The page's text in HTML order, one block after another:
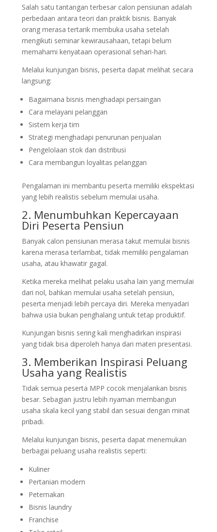
Salah satu tantangan terbesar calon pensiunan adalah
perbedaan antara teori dan praktik bisnis. Banyak
orang merasa tertarik membuka usaha setelah
mengikuti seminar kewirausahaan, tetapi belum
memahami kenyataan operasional sehari-hari.
Melalui kunjungan bisnis, peserta dapat melihat secara
langsung:
Bagaimana bisnis menghadapi persaingan
Cara melayani pelanggan
Sistem kerja tim
Strategi menghadapi penurunan penjualan
Pengelolaan stok dan distribusi
Cara membangun loyalitas pelanggan
Pengalaman ini membantu peserta memiliki ekspektasi
yang lebih realistis sebelum memulai usaha.
2. Menumbuhkan Kepercayaan
Diri Peserta Pensiun
Banyak calon pensiunan merasa takut memulai bisnis
karena merasa terlambat, tidak memiliki pengalaman
usaha, atau khawatir gagal.
Ketika mereka melihat pelaku usaha lain yang memulai
dari nol, bahkan memulai usaha setelah pensiun,
peserta menjadi lebih percaya diri. Mereka menyadari
bahwa usia bukan penghalang untuk tetap produktif.
Kunjungan bisnis sering kali menghadirkan inspirasi
yang tidak bisa diperoleh hanya dari materi presentasi.
3. Memberikan Inspirasi Peluang
Usaha yang Realistis
Tidak semua peserta MPP cocok menjalankan bisnis
besar. Sebagian justru lebih nyaman membangun
usaha skala kecil yang stabil dan sesuai dengan minat
pribadi.
Melalui kunjungan bisnis, peserta dapat menemukan
berbagai peluang usaha realistis seperti:
Kuliner
Pertanian modern
Peternakan
Bisnis laundry
Franchise